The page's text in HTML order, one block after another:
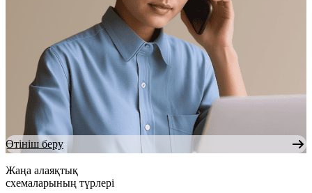
Өтініш беру
Жаңа алаяқтық
схемаларының түрлері